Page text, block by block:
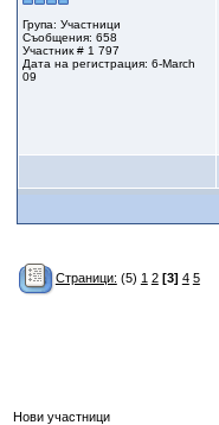
Група: Участници
Съобщения: 658
Участник # 1 797
Дата на регистрация: 6-March
09
Страници: (5) 1 2 [3] 4 5
Нови участници